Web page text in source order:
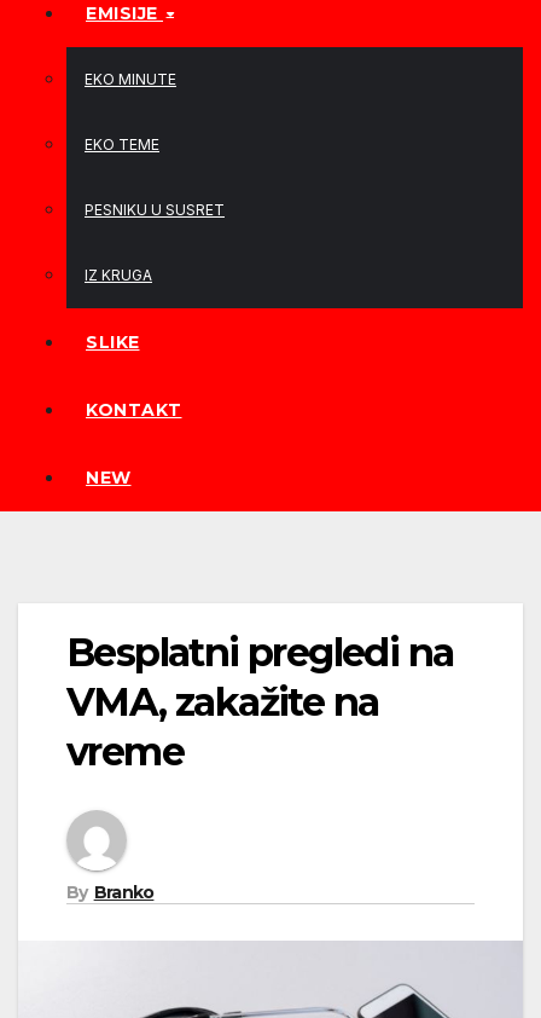
EMISIJE
EKO MINUTE
EKO TEME
PESNIKU U SUSRET
IZ KRUGA
SLIKE
KONTAKT
NEW
Besplatni pregledi na
VMA, zakažite na
vreme
By Branko